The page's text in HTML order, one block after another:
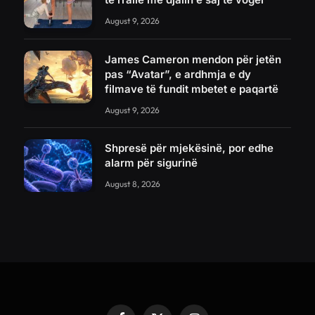
August 9, 2026
James Cameron mendon për jetën
pas “Avatar”, e ardhmja e dy
filmave të fundit mbetet e paqartë
August 9, 2026
Shpresë për mjekësinë, por edhe
alarm për sigurinë
August 8, 2026